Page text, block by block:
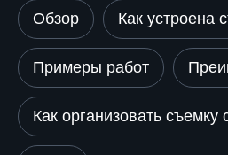
Обзор Как устроена
Примеры работ
Как организовать съемку